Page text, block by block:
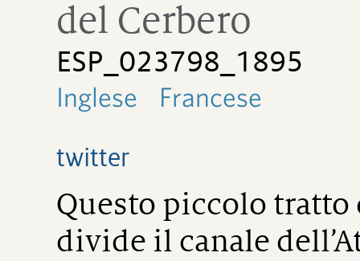
del Cerbero
ESP_023798_1895
Inglese
Francese
twitter
Questo piccolo tratto
divide il canale